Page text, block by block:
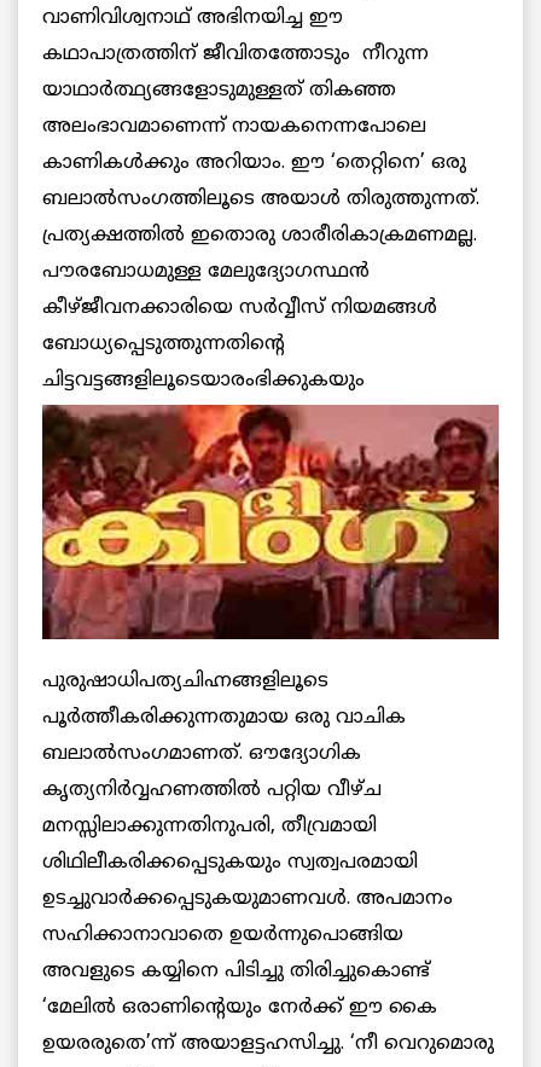
വാണിവിശ്വനാഥ് അഭിനയിച്ച ഈ
കഥാപാത്രത്തിന് ജീവിതത്തോടും നീറുന്ന
യാഥാര്‍ത്ഥ്യങ്ങളോടുമുള്ളത് തികഞ്ഞ
അലംഭാവമാണെന്ന് നായകനെന്നപോലെ
കാണികള്‍ക്കും അറിയാം. ഈ ‘തെറ്റിനെ’ ഒരു
ബലാല്‍സംഗത്തിലൂടെ അയാള്‍ തിരുത്തുന്നത്.
പ്രത്യക്ഷത്തില്‍ ഇതൊരു ശാരീരികാക്രമണമല്ല.
പൗരബോധമുള്ള മേലുദ്യോഗസ്ഥന്‍
കീഴ്ജീവനക്കാരിയെ സര്‍വ്വീസ് നിയമങ്ങള്‍
ബോധ്യപ്പെടുത്തുന്നതിന്റെ
ചിട്ടവട്ടങ്ങളിലൂടെയാരംഭിക്കുകയും
പുരുഷാധിപത്യചിഹ്നങ്ങളിലൂടെ
പൂര്‍ത്തീകരിക്കുന്നതുമായ ഒരു വാചിക
ബലാല്‍സംഗമാണത്. ഔദ്യോഗിക
കൃത്യനിര്‍വ്വഹണത്തില്‍ പറ്റിയ വീഴ്ച
മനസ്സിലാക്കുന്നതിനുപരി, തീവ്രമായി
ശിഥിലീകരിക്കപ്പെടുകയും സ്വത്വപരമായി
ഉടച്ചുവാര്‍ക്കപ്പെടുകയുമാണവള്‍. അപമാനം
സഹിക്കാനാവാതെ ഉയര്‍ന്നുപൊങ്ങിയ
അവളുടെ കയ്യിനെ പിടിച്ചു തിരിച്ചുകൊണ്ട്
‘മേലില്‍ ഒരാണിന്റെയും നേര്‍ക്ക് ഈ കൈ
ഉയരരുതെ’ന്ന് അയാളട്ടഹസിച്ചു. ‘നീ വെറുമൊരു